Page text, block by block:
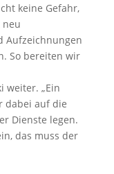
keine Gefahr,
Aufzeichnungen
So bereiten wir
weiter. „Ein
dabei auf die
Dienste legen.
das muss der